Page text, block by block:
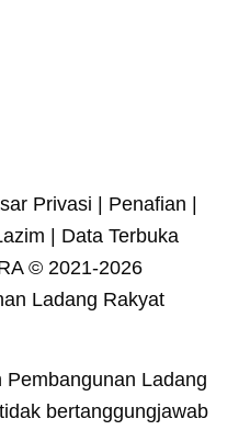
Privasi | Penafian |
| Data Terbuka
© 2021-2026
Ladang Rakyat
Ladang
bertanggungjawab